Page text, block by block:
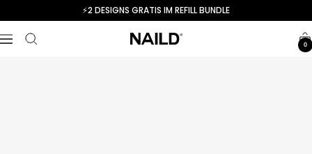
to
content
⚡️2 DESIGNS GRATIS IM REFILL BUNDLE
Navigation NAILD.de 0